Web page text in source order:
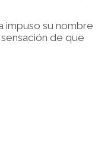
impuso su nombre
de que